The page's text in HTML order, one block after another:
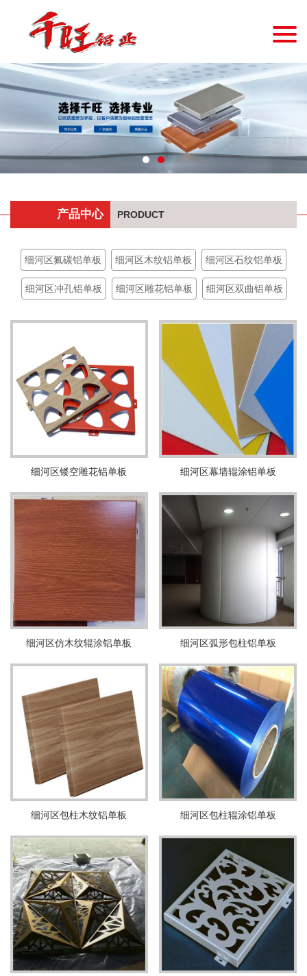
产品中心 PRODUCT
细河区氟碳铝单板 细河区木纹铝单板 细河区石纹铝单板
细河区冲孔铝单板 细河区雕花铝单板 细河区双曲铝单板
细河区镂空雕花铝单板 细河区幕墙辊涂铝单板
细河区仿木纹辊涂铝单板 细河区弧形包柱铝单板
细河区包柱木纹铝单板 细河区包柱辊涂铝单板